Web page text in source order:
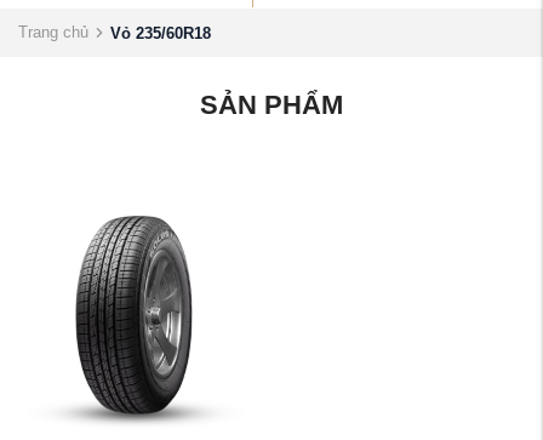
Trang chủ Vỏ 235/60R18
SẢN PHẨM